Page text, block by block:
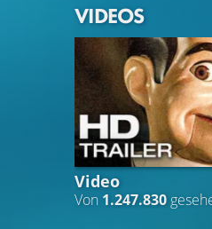
VIDEOS
Video
Von 1.247.830